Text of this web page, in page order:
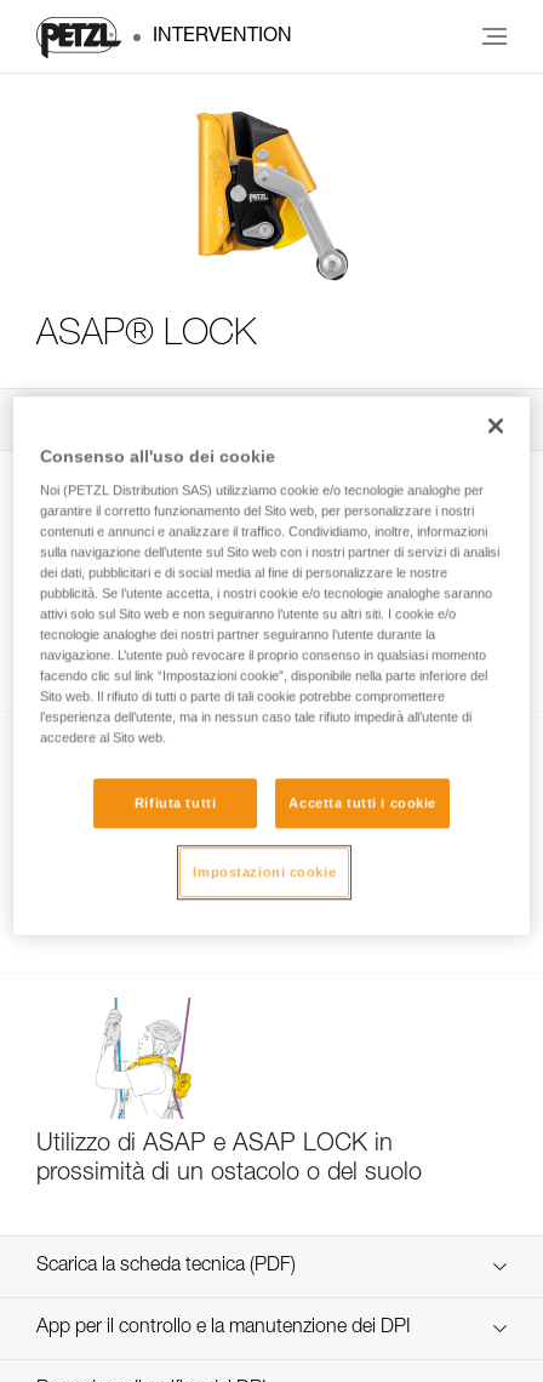
INTERVENTION
ASAP® LOCK
Soccorso su fune: discesa accompagnata
con ASAP e ASAP LOCK
Utilizzo di ASAP e ASAP LOCK con forte
Utilizzo di ASAP e ASAP LOCK in
prossimità di un ostacolo o del suolo
Scarica la scheda tecnica (PDF)
Technical Notice
App per il controllo e la manutenzione dei DPI
Consenso all'uso dei cookie
Noi (PETZL Distribution SAS) utilizziamo cookie e/o tecnologie analoghe per
garantire il corretto funzionamento del Sito web, per personalizzare i nostri
contenuti e annunci e analizzare il traffico. Condividiamo, inoltre, informazioni
sulla navigazione dell’utente sul Sito web con i nostri partner di servizi di analisi
dei dati, pubblicitari e di social media al fine di personalizzare le nostre
pubblicità. Se l’utente accetta, i nostri cookie e/o tecnologie analoghe saranno
attivi solo sul Sito web e non seguiranno l’utente su altri siti. I cookie e/o
tecnologie analoghe dei nostri partner seguiranno l’utente durante la
navigazione. L’utente può revocare il proprio consenso in qualsiasi momento
facendo clic sul link “Impostazioni cookie”, disponibile nella parte inferiore del
Sito web. Il rifiuto di tutti o parte di tali cookie potrebbe compromettere
l’esperienza dell’utente, ma in nessun caso tale rifiuto impedirà all’utente di
accedere al Sito web.
Rifiuta tutti Accetta tutti i cookie
Impostazioni cookie